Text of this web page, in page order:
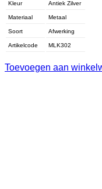
Kleur Antiek Zilver
Materiaal Metaal
Soort Afwerking
Artikelcode MLK302
Toevoegen aan